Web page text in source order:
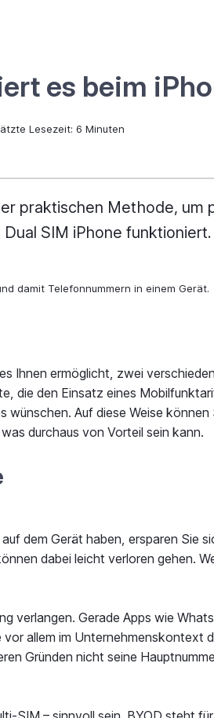
es beim
Lesezeit: 6 Minuten
praktischen Methode,
SIM iPhone funktioniert.
damit Telefonnummern in einem Gerät.
Ihnen ermöglicht, zwei
die den Einsatz eines
Auf diese Weise
durchaus von Vorteil sein kann.
dem Gerät haben, ersparen Sie
dabei leicht verloren gehen.
verlangen. Gerade Apps wie
allem im
Gründen nicht seine